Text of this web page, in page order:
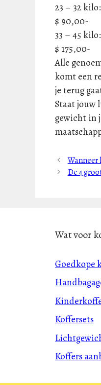
23 – 32 kilo:
$ 90,00-
33 – 45 kilo:
$ 175,00-
Alle
komt een
je terug
Staat jouw
gewicht in
Wanneer
De 4
Wat voor
Goedkope
Koffersets
Koffers